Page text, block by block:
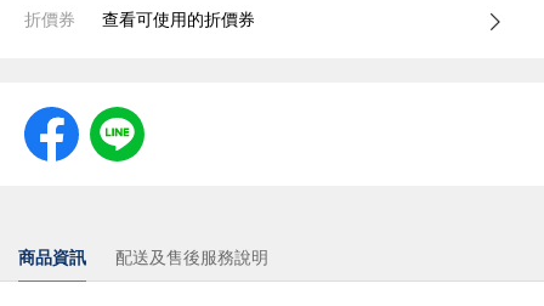
折價券 查看可使用的折價券
商品資訊 配送及售後服務說明